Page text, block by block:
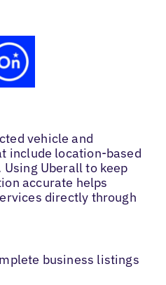
vehicle and
include location-based
Uberall to keep
accurate helps
directly through
business listings